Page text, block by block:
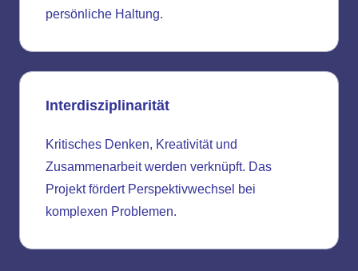
persönliche Haltung.
Interdisziplinarität
Kritisches Denken, Kreativität und
Zusammenarbeit werden verknüpft. Das
Projekt fördert Perspektivwechsel bei
komplexen Problemen.